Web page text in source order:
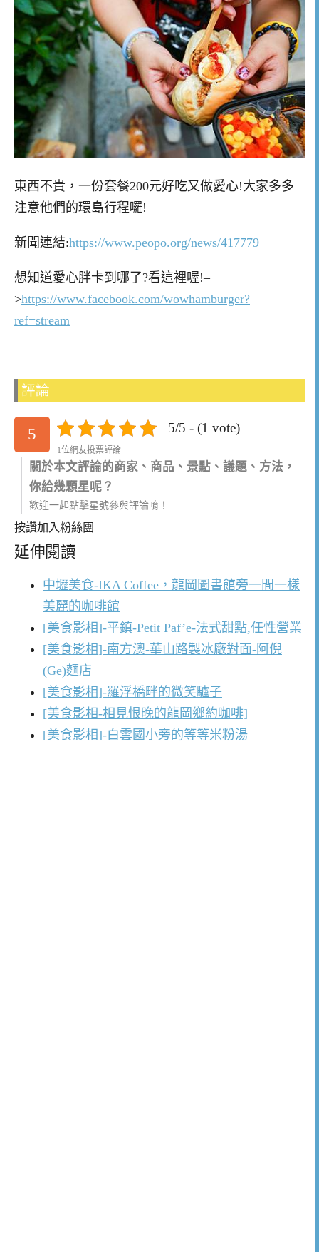
東西不貴，一份套餐200元好吃又做愛心!大家多多
注意他們的環島行程囉!
新聞連結:https://www.peopo.org/news/417779
想知道愛心胖卡到哪了?看這裡喔!–
>https://www.facebook.com/wowhamburger?
ref=stream
評論
5 5/5 - (1 vote)
1位網友投票評論
關於本文評論的商家、商品、景點、議題、方法，
你給幾顆星呢？
歡迎一起點擊星號參與評論唷！
按讚加入粉絲團
延伸閱讀
中壢美食-IKA Coffee，龍岡圖書館旁一間一樣
美麗的咖啡館
[美食影相]-平鎮-Petit Paf’e-法式甜點,任性營業
[美食影相]-南方澳-華山路製冰廠對面-阿倪
(Ge)麵店
[美食影相]-羅浮橋畔的微笑驢子
[美食影相-相見恨晚的龍岡鄉約咖啡]
[美食影相]-白雲國小旁的等等米粉湯